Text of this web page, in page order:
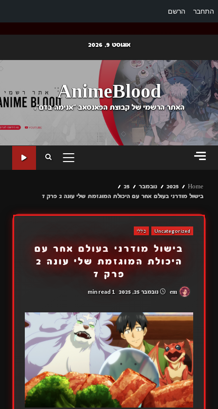
התחבר הרשם
content
אוגוסט 9, 2026
AnimeBlood
האתר הרשמי של קבוצת הפאנסאב "אנימה בדם".
PRIMARY
Home
2025 נובמבר
25
בישול מודרני בעולם אחר עם היכולת המוגזמת שלי עונה 2 פרק 7
Uncategorized כללי
בישול מודרני בעולם אחר עם
היכולת המוגזמת שלי עונה 2
פרק 7
נובמבר 25, 2025 1 min read